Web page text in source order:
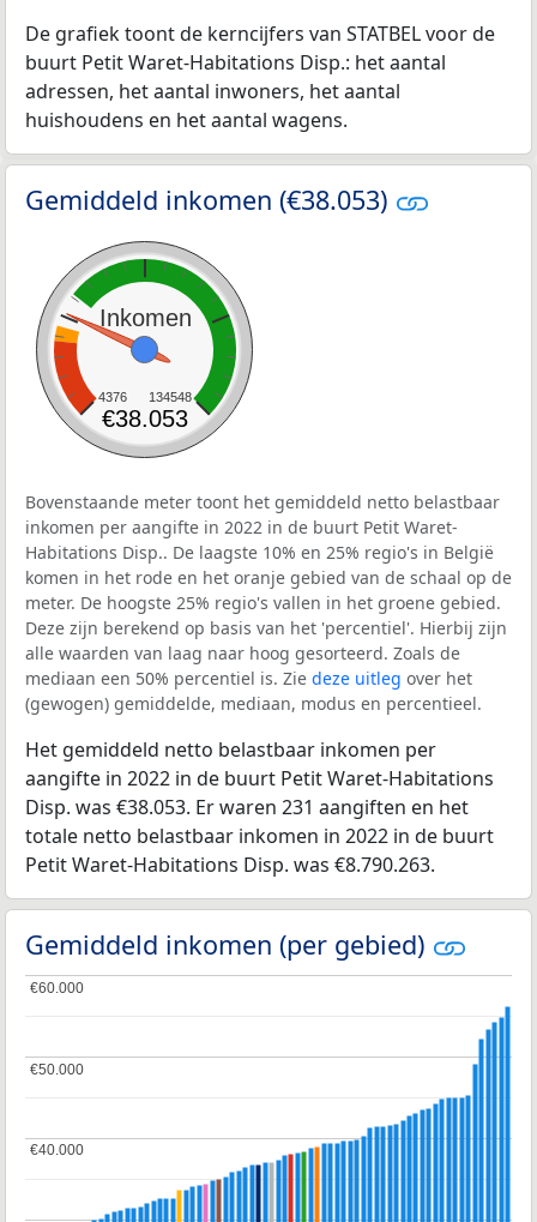
De grafiek toont de kerncijfers van STATBEL voor de
buurt Petit Waret-Habitations Disp.: het aantal
adressen, het aantal inwoners, het aantal
huishoudens en het aantal wagens.
Gemiddeld inkomen (€38.053)
Inkomen
4376 134548
€38.053
Bovenstaande meter toont het gemiddeld netto belastbaar
inkomen per aangifte in 2022 in de buurt Petit Waret-
Habitations Disp.. De laagste 10% en 25% regio's in België
komen in het rode en het oranje gebied van de schaal op de
meter. De hoogste 25% regio's vallen in het groene gebied.
Deze zijn berekend op basis van het 'percentiel'. Hierbij zijn
alle waarden van laag naar hoog gesorteerd. Zoals de
mediaan een 50% percentiel is. Zie deze uitleg over het
(gewogen) gemiddelde, mediaan, modus en percentieel.
Het gemiddeld netto belastbaar inkomen per
aangifte in 2022 in de buurt Petit Waret-Habitations
Disp. was €38.053. Er waren 231 aangiften en het
totale netto belastbaar inkomen in 2022 in de buurt
Petit Waret-Habitations Disp. was €8.790.263.
Gemiddeld inkomen (per gebied)
€40.000
€40.000
€50.000
€50.000
€60.000
€60.000